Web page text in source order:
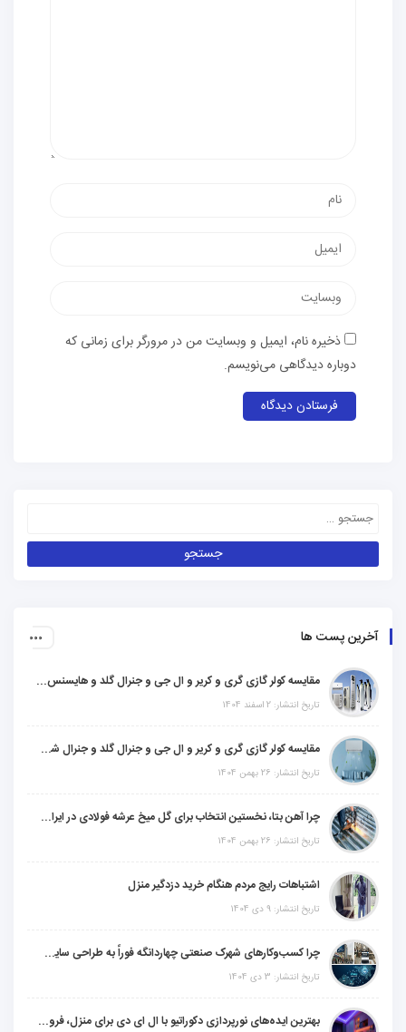
ذخیره نام، ایمیل و وبسایت من در مرورگر برای زمانی که
دوباره دیدگاهی می‌نویسم.
آخرین پست ها
مقایسه کولر گازی گری و کریر و ال جی و جنرال گلد و هایسنس و مدیا و اجنرال
تاریخ انتشار: 2 اسفند 1404
مقایسه کولر گازی گری و کریر و ال جی و جنرال گلد و جنرال شکار و سامسونگ و یونیوا
تاریخ انتشار: 26 بهمن 1404
چرا آهن بتا، نخستین انتخاب برای گل میخ عرشه فولادی در ایران است؟
تاریخ انتشار: 26 بهمن 1404
اشتباهات رایج مردم هنگام خرید دزدگیر منزل
تاریخ انتشار: 9 دی 1404
چرا کسب‌وکارهای شهرک صنعتی چهاردانگه فوراً به طراحی سایت نیاز دارند؟
تاریخ انتشار: 3 دی 1404
بهترین ایده‌های نورپردازی دکوراتیو با ال ای دی برای منزل، فروشگاه و دفتر کار